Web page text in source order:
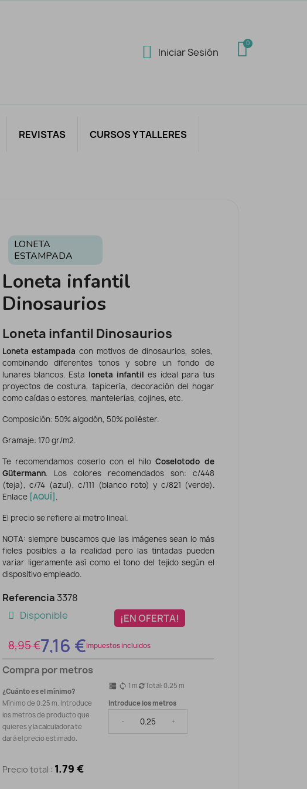
Iniciar Sesión
REVISTAS CURSOS Y TALLERES
LONETA
ESTAMPADA
Loneta infantil
Dinosaurios
Loneta infantil Dinosaurios
Loneta estampada con motivos de dinosaurios, soles,
combinando diferentes tonos y sobre un fondo de
lunares blancos. Esta loneta infantil es ideal para tus
proyectos de costura, tapicería, decoración del hogar
como caídas o estores, mantelerías, cojines, etc.
Composición: 50% algodón, 50% poliéster.
Gramaje: 170 gr/m2.
Te recomendamos coserlo con el hilo Coselotodo de
Gütermann. Los colores recomendados son: c/448
(teja), c/74 (azul), c/111 (blanco roto) y c/821 (verde).
Enlace [AQUÍ] .
El precio se refiere al metro lineal.
NOTA: siempre buscamos que las imágenes sean lo más
fieles posibles a la realidad pero las tintadas pueden
variar ligeramente así como el tono del tejido según el
dispositivo empleado.
Referencia 3378
Disponible
¡EN OFERTA!
8,95 €7,16 €Impuestos incluidos
Compra por metros
¿Cuánto es el mínimo?
Mínimo de 0.25 m. Introduce
los metros de producto que
quieres y la calculadora te
dará el precio estimado.
dns sync 1 m Total: 0.25 m
Introduce los metros
- +
Precio total : 1.79 €